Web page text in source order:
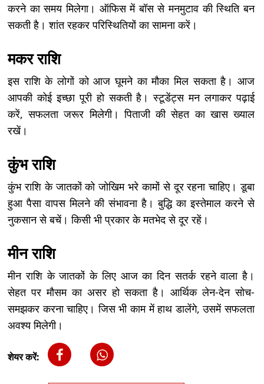
करने का समय मिलेगा। ऑफिस में बॉस से मनमुटाव की स्थिति बन
सकती है। शांत रहकर परिस्थितियों का सामना करें।
मकर राशि
इस राशि के लोगों को आज घूमने का मौका मिल सकता है। आज
आपकी कोई इच्छा पूरी हो सकती है। स्टूडेंट्स मन लगाकर पढ़ाई
करें, सफलता जरूर मिलेगी। पिताजी की सेहत का खास ख्याल
रखें।
कुंभ राशि
कुंभ राशि के जातकों को जोखिम भरे कामों से दूर रहना चाहिए। डूबा
हुआ पैसा वापस मिलने की संभावना है। बुद्धि का इस्तेमाल करने से
नुकसान से बचें। किसी भी प्रकार के मतभेद से दूर रहें।
मीन राशि
मीन राशि के जातकों के लिए आज का दिन सतर्क रहने वाला है।
सेहत पर मौसम का असर हो सकता है। आर्थिक लेन-देन सोच-
समझकर करना चाहिए। जिस भी काम में हाथ डालेंगे, उसमें सफलता
अवश्य मिलेगी।
शेयर करें: